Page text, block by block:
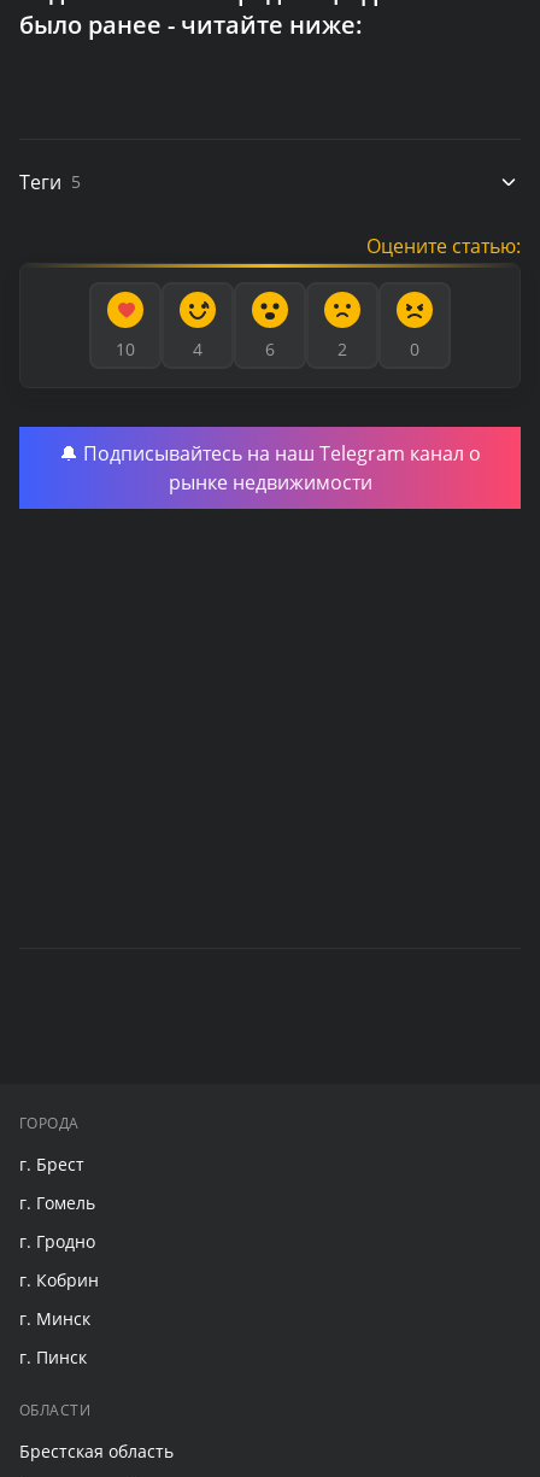
было ранее - читайте ниже:
Теги 5
Оцените статью:
10 4 6 2 0
🔔 Подписывайтесь на наш Telegram канал о
рынке недвижимости
ГОРОДА
г. Брест
г. Гомель
г. Гродно
г. Кобрин
г. Минск
г. Пинск
ОБЛАСТИ
Брестская область